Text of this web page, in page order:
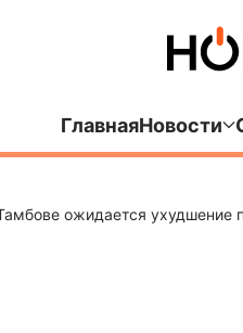
ГлавнаяНовости
ожидается ухудшение